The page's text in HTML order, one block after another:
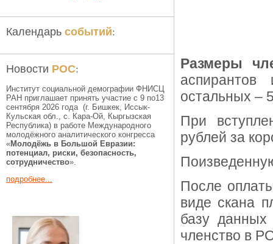
Календарь событий:
Новости РОС:
Институт социальной демографии ФНИСЦ
РАН приглашает принять участие с 9 по13
сентября 2026 года (г. Бишкек, Иссык-
Кульская обл., c. Кара-Ой, Кыргызская
Республика) в работе Международного
молодёжного аналитического конгресса
«Молодёжь в Большой Евразии:
потенциал, риски, безопасность,
сотрудничество».
подробнее...
Размеры
остальных –
При
рублей за
После
виде скана
базу
членство в